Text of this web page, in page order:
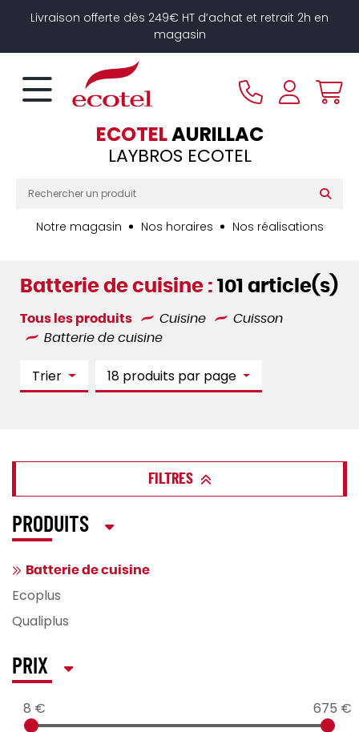
Livraison offerte dès 249€ HT d’achat et retrait 2h en
magasin
ECOTELAURILLAC
LAYBROS ECOTEL
Notre magasin Nos horaires Nos réalisations
Batterie de cuisine : 101 article(s)
Tous les produits Cuisine
Cuisson
Batterie de cuisine
Trier 18 produits par page
FILTRES
PRODUITS
Batterie de cuisine
Ecoplus
Qualiplus
PRIX
8 € 675 €
Panneau de gestion des cookies